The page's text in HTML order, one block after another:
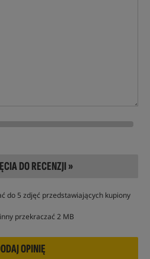
DO RECENZJI »
do 5 zdjęć przedstawiających kupiony
przekraczać 2 MB